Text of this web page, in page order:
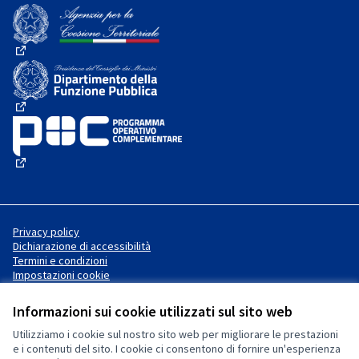
Informazioni sui cookie utilizzati sul sito web
Utilizziamo i cookie sul nostro sito web per migliorare le prestazioni
e i contenuti del sito. I cookie ci consentono di fornire un'esperienza
(Collegamento esterno)
(Collegamento esterno)
(Collegamento esterno)
Privacy policy
Dichiarazione di accessibilità
Termini e condizioni
Impostazioni cookie
Licenza Creative Commons
(Collegamento esterno)
Sito web creato consoftware
libero
.